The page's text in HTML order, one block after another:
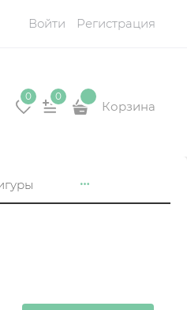
Войти Регистрация
0 0
Корзина